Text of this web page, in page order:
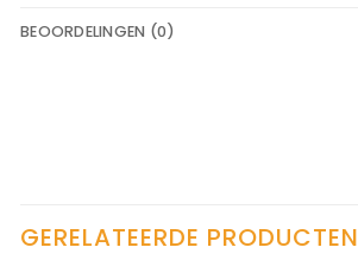
BEOORDELINGEN (0)
GERELATEERDE PRODUCTEN